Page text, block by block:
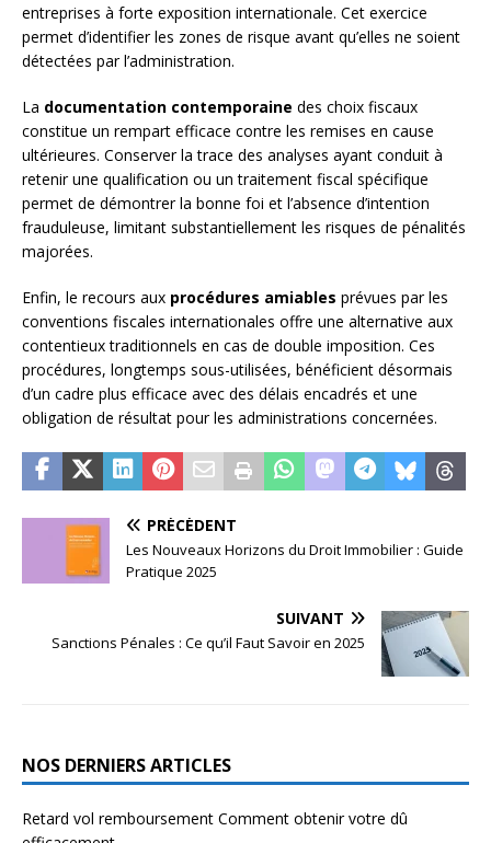
entreprises à forte exposition internationale. Cet exercice
permet d’identifier les zones de risque avant qu’elles ne soient
détectées par l’administration.
La documentation contemporaine des choix fiscaux
constitue un rempart efficace contre les remises en cause
ultérieures. Conserver la trace des analyses ayant conduit à
retenir une qualification ou un traitement fiscal spécifique
permet de démontrer la bonne foi et l’absence d’intention
frauduleuse, limitant substantiellement les risques de pénalités
majorées.
Enfin, le recours aux procédures amiables prévues par les
conventions fiscales internationales offre une alternative aux
contentieux traditionnels en cas de double imposition. Ces
procédures, longtemps sous-utilisées, bénéficient désormais
d’un cadre plus efficace avec des délais encadrés et une
obligation de résultat pour les administrations concernées.
PRÉCÉDENT
Les Nouveaux Horizons du Droit Immobilier : Guide
Pratique 2025
SUIVANT
Sanctions Pénales : Ce qu’il Faut Savoir en 2025
NOS DERNIERS ARTICLES
Retard vol remboursement Comment obtenir votre dû